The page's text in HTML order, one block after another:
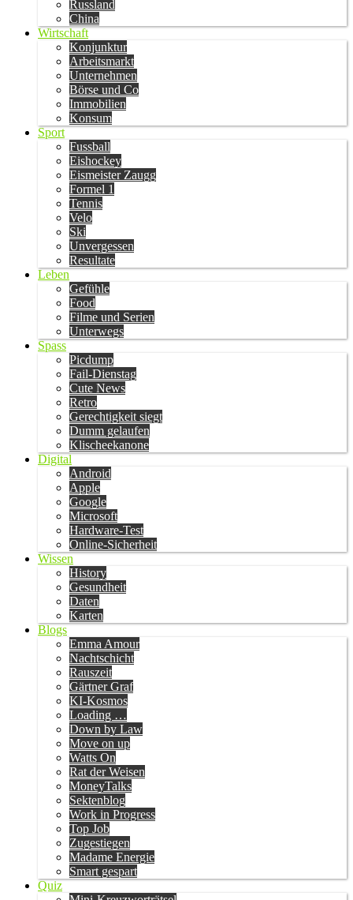
Russland
China
Wirtschaft
Konjunktur
Arbeitsmarkt
Unternehmen
Börse und Co
Immobilien
Konsum
Sport
Fussball
Eishockey
Eismeister Zaugg
Formel 1
Tennis
Velo
Ski
Unvergessen
Resultate
Leben
Gefühle
Food
Filme und Serien
Unterwegs
Spass
Picdump
Fail-Dienstag
Cute News
Retro
Gerechtigkeit siegt
Dumm gelaufen
Klischeekanone
Digital
Android
Apple
Google
Microsoft
Hardware-Test
Online-Sicherheit
Wissen
History
Gesundheit
Daten
Karten
Blogs
Emma Amour
Nachtschicht
Rauszeit
Gärtner Graf
KI-Kosmos
Loading …
Down by Law
Move on up
Watts On
Rat der Weisen
MoneyTalks
Sektenblog
Work in Progress
Top Job
Zugestiegen
Madame Energie
Smart gespart
Quiz